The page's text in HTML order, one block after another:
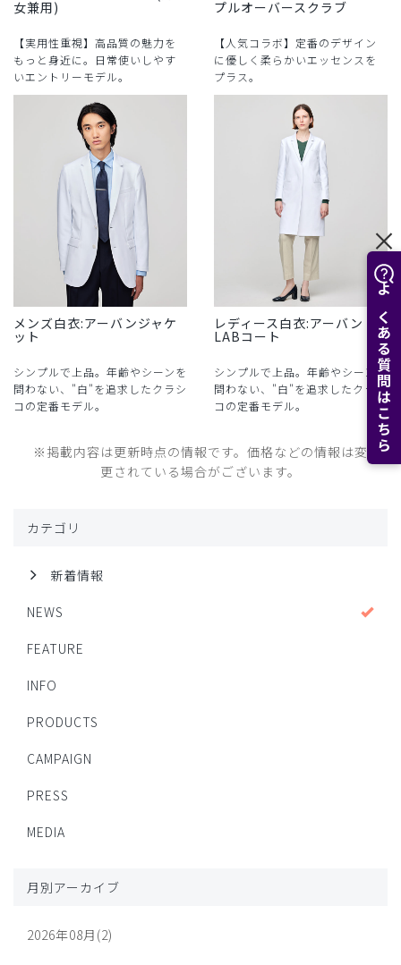
よくある質問はこちら
女兼用)
【実用性重視】高品質の魅力を
もっと身近に。日常使いしやす
いエントリーモデル。
プルオーバースクラブ
【人気コラボ】定番のデザイン
に優しく柔らかいエッセンスを
プラス。
メンズ白衣:アーバンジャケ
ット
シンプルで上品。年齢やシーンを
問わない、"白"を追求したクラシ
コの定番モデル。
レディース白衣:アーバン
LABコート
シンプルで上品。年齢やシーンを
問わない、"白"を追求したクラシ
コの定番モデル。
※掲載内容は更新時点の情報です。価格などの情報は変
更されている場合がございます。
カテゴリ
新着情報
NEWS
FEATURE
INFO
PRODUCTS
CAMPAIGN
PRESS
MEDIA
月別アーカイブ
2026年08月(2)